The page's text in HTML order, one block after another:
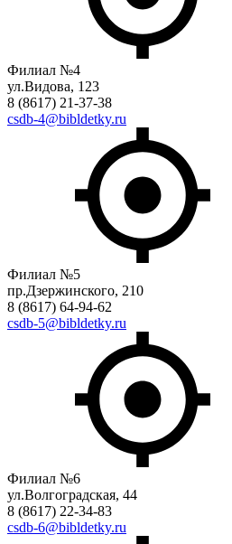
Филиал №4
ул.Видова, 123
8 (8617) 21-37-38
csdb-4@bibldetky.ru
Филиал №5
пр.Дзержинского, 210
8 (8617) 64-94-62
csdb-5@bibldetky.ru
Филиал №6
ул.Волгоградская, 44
8 (8617) 22-34-83
csdb-6@bibldetky.ru